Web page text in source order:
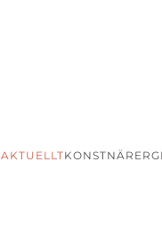
AKTUELLTKONSTNÄRER